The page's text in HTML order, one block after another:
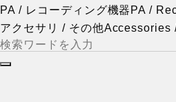
PA / レコーディング機器 PA /
アクセサリ / その他Accessories